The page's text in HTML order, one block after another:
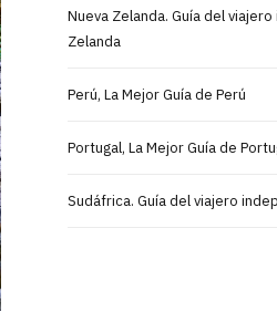
Nueva Zelanda. Guía del
Zelanda
Perú, La Mejor Guía de Perú
Portugal, La Mejor Guía de
Sudáfrica. Guía del viajero